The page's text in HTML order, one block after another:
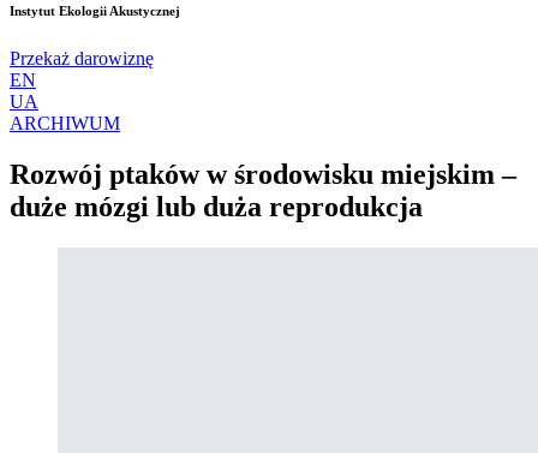
Instytut Ekologii Akustycznej
Przekaż darowiznę
EN
UA
ARCHIWUM
Rozwój ptaków w środowisku miejskim –
duże mózgi lub duża reprodukcja